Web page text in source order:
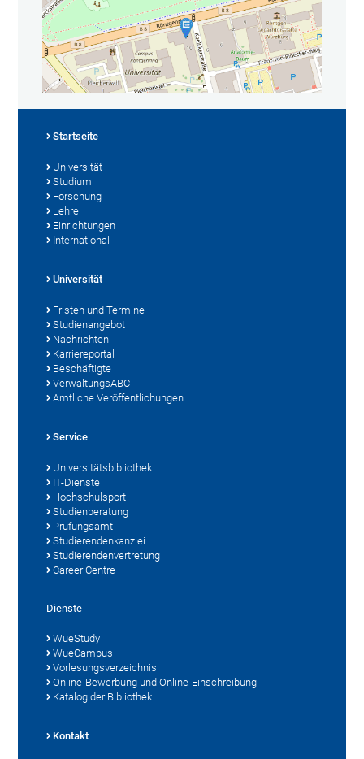
Startseite
Universität
Studium
Forschung
Lehre
Einrichtungen
International
Universität
Fristen und Termine
Studienangebot
Nachrichten
Karriereportal
Beschäftigte
VerwaltungsABC
Amtliche Veröffentlichungen
Service
Universitätsbibliothek
IT-Dienste
Hochschulsport
Studienberatung
Prüfungsamt
Studierendenkanzlei
Studierendenvertretung
Career Centre
Dienste
WueStudy
WueCampus
Vorlesungsverzeichnis
Online-Bewerbung und Online-Einschreibung
Katalog der Bibliothek
Kontakt